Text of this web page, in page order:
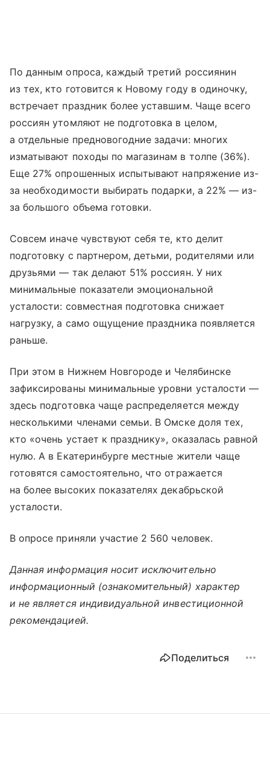
По данным опроса, каждый третий россиянин
из тех, кто готовится к Новому году в одиночку,
встречает праздник более уставшим. Чаще всего
россиян утомляют не подготовка в целом,
а отдельные предновогодние задачи: многих
изматывают походы по магазинам в толпе (36%).
Еще 27% опрошенных испытывают напряжение из-
за необходимости выбирать подарки, а 22% — из-
за большого объема готовки.
Совсем иначе чувствуют себя те, кто делит
подготовку с партнером, детьми, родителями или
друзьями — так делают 51% россиян. У них
минимальные показатели эмоциональной
усталости: совместная подготовка снижает
нагрузку, а само ощущение праздника появляется
раньше.
При этом в Нижнем Новгороде и Челябинске
зафиксированы минимальные уровни усталости —
здесь подготовка чаще распределяется между
несколькими членами семьи. В Омске доля тех,
кто «очень устает к празднику», оказалась равной
нулю. А в Екатеринбурге местные жители чаще
готовятся самостоятельно, что отражается
на более высоких показателях декабрьской
усталости.
В опросе приняли участие 2 560 человек.
Данная информация носит исключительно
информационный (ознакомительный) характер
и не является индивидуальной инвестиционной
рекомендацией.
Поделиться